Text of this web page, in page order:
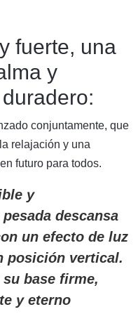
fuerte, una
y
conjuntamente, que
relajación y una
futuro para todos.
y
descansa
un efecto de luz
posición vertical.
base firme,
y eterno